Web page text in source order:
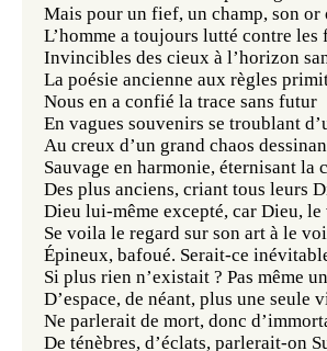
Mais pour un fief, un champ, son or
L’homme a toujours lutté contre les
Invincibles des cieux à l’horizon
La poésie ancienne aux règles
Nous en a confié la trace sans futur
En vagues souvenirs se troublant
Au creux d’un grand chaos
Sauvage en harmonie, éternisant la
Des plus anciens, criant tous leurs
Dieu lui-même excepté, car Dieu,
Se voila le regard sur son art à le
Épineux, bafoué. Serait-ce
Si plus rien n’existait ? Pas même
D’espace, de néant, plus une seule
Ne parlerait de mort, donc
De ténèbres, d’éclats, parlerait-on